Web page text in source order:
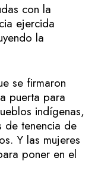
con la
ejercida
la
se firmaron
puerta para
indígenas,
de tenencia de
Y las mujeres
poner en el